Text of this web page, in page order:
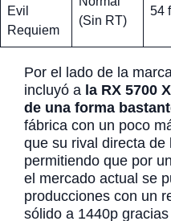
Evil
Requiem
(Sin RT)
54
Por el lado de la
incluyó a la RX 5700
de una forma
fábrica con un poco
que su rival directa de
permitiendo que por
el mercado actual se
producciones con un
sólido a 1440p